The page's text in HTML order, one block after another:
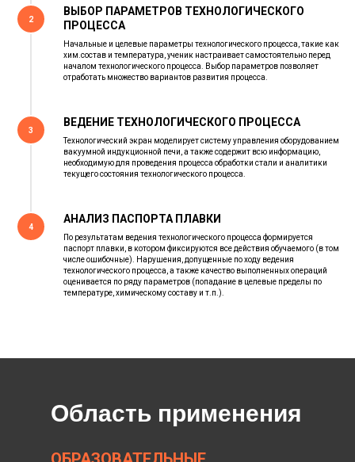
2
ВЫБОР ПАРАМЕТРОВ ТЕХНОЛОГИЧЕСКОГО
ПРОЦЕССА
Начальные и целевые параметры технологического процесса, такие как
хим.состав и температура, ученик настраивает самостоятельно перед
началом технологического процесса. Выбор параметров позволяет
отработать множество вариантов развития процесса.
3
ВЕДЕНИЕ ТЕХНОЛОГИЧЕСКОГО ПРОЦЕССА
Технологический экран моделирует систему управления оборудованием
вакуумной индукционной печи, а также содержит всю информацию,
необходимую для проведения процесса обработки стали и аналитики
текущего состояния технологического процесса.
4
АНАЛИЗ ПАСПОРТА ПЛАВКИ
По результатам ведения технологического процесса формируется
паспорт плавки, в котором фиксируются все действия обучаемого (в том
числе ошибочные). Нарушения, допущенные по ходу ведения
технологического процесса, а также качество выполненных операций
оценивается по ряду параметров (попадание в целевые пределы по
температуре, химическому составу и т.п.).
Область применения